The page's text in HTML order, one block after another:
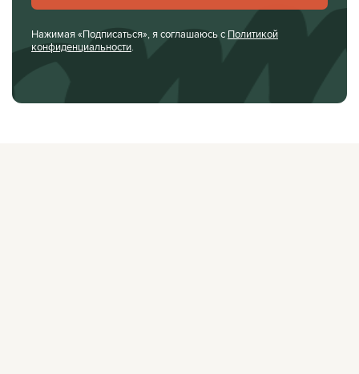
Нажимая «Подписаться», я соглашаюсь с Политикой
конфиденциальности.